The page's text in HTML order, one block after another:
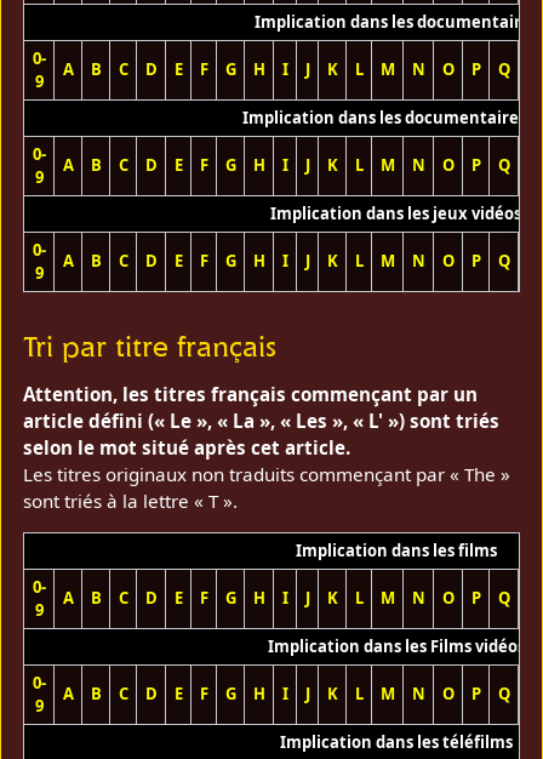
Implication dans les documentaires
0-
9
A B C D E F G H I J K L M N O P Q
Implication dans les documentaires
0-
9
A B C D E F G H I J K L M N O P Q
Implication dans les jeux vidéos
0-
9
A B C D E F G H I J K L M N O P Q
Tri par titre français
Attention, les titres français commençant par un
article défini (« Le », « La », « Les », « L' ») sont triés
selon le mot situé après cet article.
Les titres originaux non traduits commençant par « The »
sont triés à la lettre « T ».
Implication dans les films
0-
9
A B C D E F G H I J K L M N O P Q
Implication dans les Films vidéos
0-
9
A B C D E F G H I J K L M N O P Q
Implication dans les téléfilms